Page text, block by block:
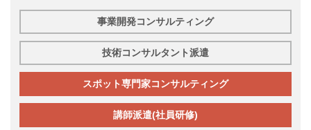
事業開発コンサルティング
技術コンサルタント派遣
スポット専門家コンサルティング
講師派遣(社員研修)